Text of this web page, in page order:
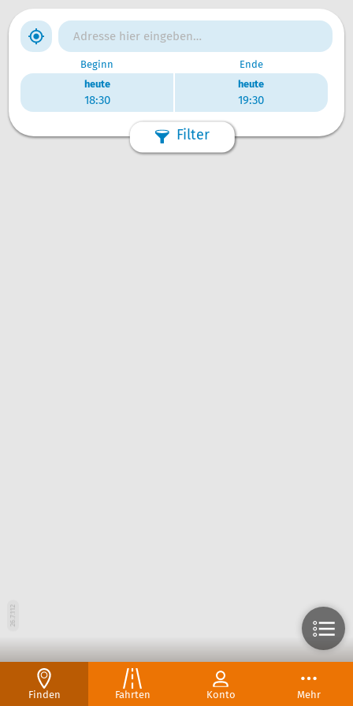
Finden Fahrten Konto Mehr
Beginn
heute
18:30
Ende
heute
19:30
Filter
26.7.112